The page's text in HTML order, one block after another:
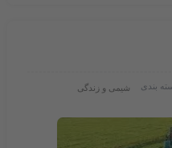
بندی شیمی و زندگی